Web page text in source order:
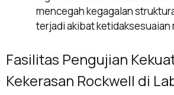
mencegah kegagalan
terjadi akibat ketidaksesuaian
Fasilitas Pengujian
Kekerasan Rockwell di